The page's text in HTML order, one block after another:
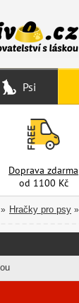
Psi
Doprava zdarma
od 1100 Kč
» Hračky pro psy »